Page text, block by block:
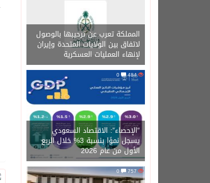
المملكة تعرب عن ترحيبها بالوصول
لاتفاق بين الولايات المتحدة وإيران
لإنهاء العمليات العسكرية
484
“الإحصاء”: الاقتصاد السعودي
يسجل نموًا بنسبة 3% خلال الربع
الأول من عام 2026
757
0